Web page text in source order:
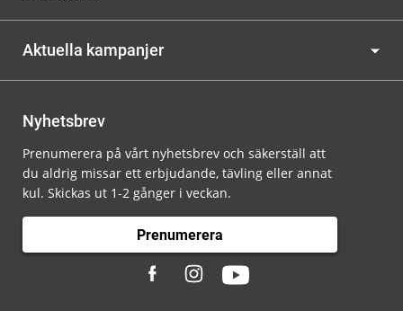
Aktuella kampanjer
Nyhetsbrev
Prenumerera på vårt nyhetsbrev och säkerställ att
du aldrig missar ett erbjudande, tävling eller annat
kul. Skickas ut 1-2 gånger i veckan.
Prenumerera